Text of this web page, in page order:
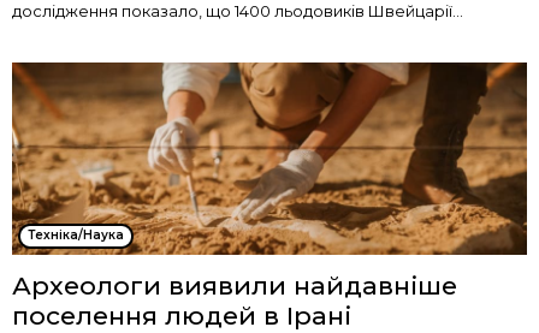
дослідження показало, що 1400 льодовиків Швейцарії...
Техніка/Наука
Археологи виявили найдавніше
поселення людей в Ірані